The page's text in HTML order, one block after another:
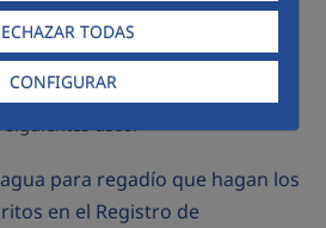
TODAS
CONFIGURAR
de Asturias disponen de la
si cumplen los requisitos
del Impuesto de Afecciones
de Asturias en los consumos
usos:
para regadío que hagan los
en el Registro de